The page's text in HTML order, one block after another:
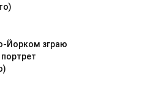
Йорком зграю
портрет